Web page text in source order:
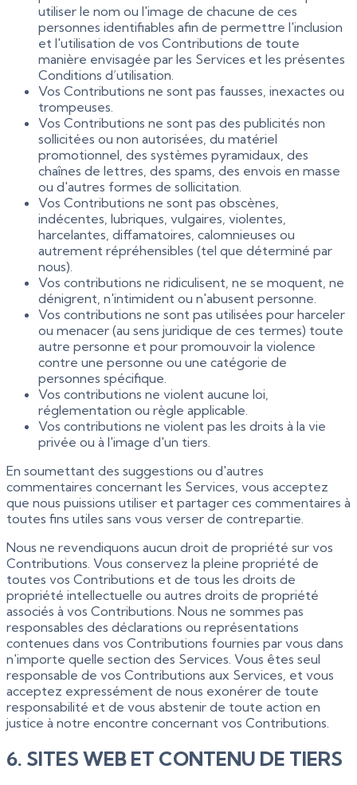
utiliser le nom ou l'image de chacune de ces
personnes identifiables afin de permettre l'inclusion
et l'utilisation de vos Contributions de toute
manière envisagée par les Services et les présentes
Conditions d’utilisation.
Vos Contributions ne sont pas fausses, inexactes ou
trompeuses.
Vos Contributions ne sont pas des publicités non
sollicitées ou non autorisées, du matériel
promotionnel, des systèmes pyramidaux, des
chaînes de lettres, des spams, des envois en masse
ou d'autres formes de sollicitation.
Vos Contributions ne sont pas obscènes,
indécentes, lubriques, vulgaires, violentes,
harcelantes, diffamatoires, calomnieuses ou
autrement répréhensibles (tel que déterminé par
nous).
Vos contributions ne ridiculisent, ne se moquent, ne
dénigrent, n'intimident ou n'abusent personne.
Vos contributions ne sont pas utilisées pour harceler
ou menacer (au sens juridique de ces termes) toute
autre personne et pour promouvoir la violence
contre une personne ou une catégorie de
personnes spécifique.
Vos contributions ne violent aucune loi,
réglementation ou règle applicable.
Vos contributions ne violent pas les droits à la vie
privée ou à l'image d'un tiers.
En soumettant des suggestions ou d'autres
commentaires concernant les Services, vous acceptez
que nous puissions utiliser et partager ces commentaires à
toutes fins utiles sans vous verser de contrepartie.
Nous ne revendiquons aucun droit de propriété sur vos
Contributions. Vous conservez la pleine propriété de
toutes vos Contributions et de tous les droits de
propriété intellectuelle ou autres droits de propriété
associés à vos Contributions. Nous ne sommes pas
responsables des déclarations ou représentations
contenues dans vos Contributions fournies par vous dans
n'importe quelle section des Services. Vous êtes seul
responsable de vos Contributions aux Services, et vous
acceptez expressément de nous exonérer de toute
responsabilité et de vous abstenir de toute action en
justice à notre encontre concernant vos Contributions.
6. SITES WEB ET CONTENU DE TIERS